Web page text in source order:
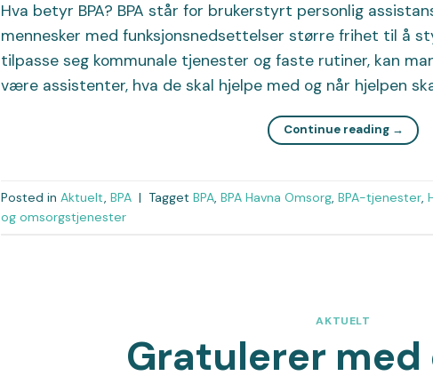
Hva betyr BPA? BPA står for brukerstyrt personlig
mennesker med funksjonsnedsettelser større frihet til å
tilpasse seg kommunale tjenester og faste rutiner, kan
være assistenter, hva de skal hjelpe med og når hjelpen
Continue reading →
Posted in Aktuelt, BPA | Tagget BPA, BPA Havna Omsorg, BPA-tjenester,
og omsorgstjenester
AKTUELT
Gratulerer med